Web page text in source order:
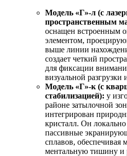
Модель «Г»-л (с
пространственным
оснащен встроенным
элементом,
выше линии
создает четкий
для фиксации
визуальной разгрузки
Модель «Г»-к (с
стабилизацией): у
районе затылочной
интегрирован
кристалл. Он
пассивные
сплавов, обеспечивая
ментальную тишину и